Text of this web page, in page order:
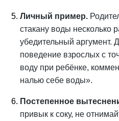
Личный пример.
стакану воды несколько
убедительный аргумент.
поведение взрослых с
воду при ребёнке,
налью себе воды».
Постепенное
привык к соку, не